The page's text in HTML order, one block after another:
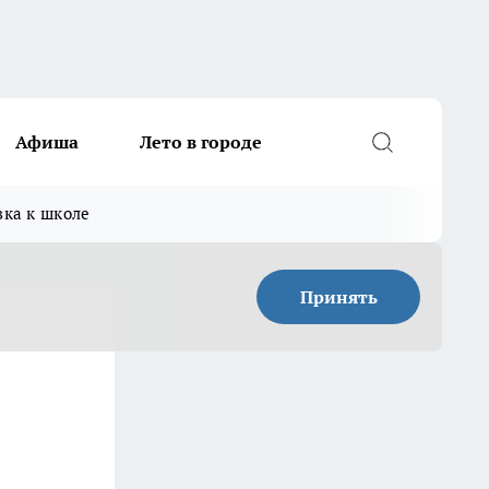
Афиша Лето в городе
к школе
Принять